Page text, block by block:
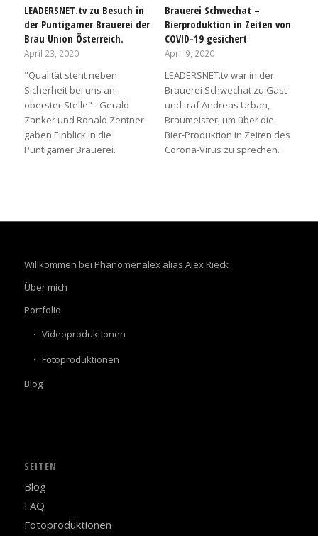
LEADERSNET.tv zu Besuch in
der Puntigamer Brauerei der
Brau Union Österreich.
April 23, 2020
"Qualität steht neben
Sicherheit bei uns an
oberster Stelle" - Gerald
Zanker und Ronald Zentner
gaben Einblick in die
Puntigamer Brauerei.
Brauerei Schwechat –
Bierproduktion in Zeiten von
COVID-19 gesichert
April 9, 2020
LEADERSNET.tv war in der
Brauerei Schwechat zu Gast
und traf Andreas Urban,
Braumeister, um über die
Bier-Produktion in Zeiten des
Corona-Virus zu sprechen.
Willkommen bei Phänomenalex alias Alex Rieck
Über mich
Portfolio
Videoproduktionen
Fotoproduktionen
Blog
SEITEN
Blog
FAQ
Fotoproduktionen